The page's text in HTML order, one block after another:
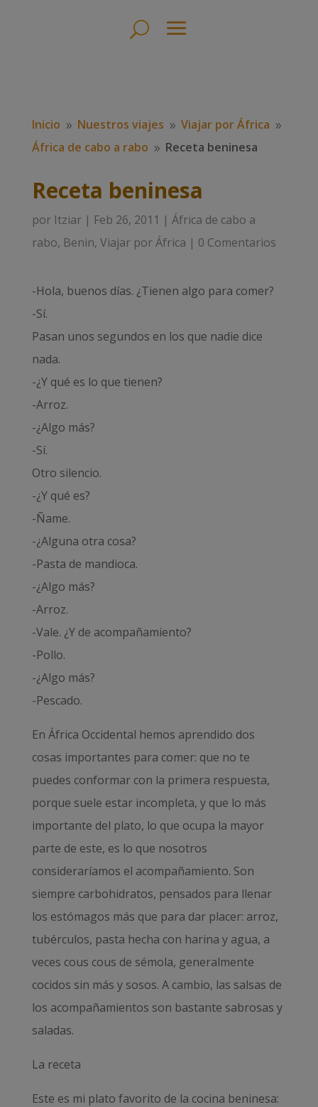
Inicio 9 Nuestros viajes 9 Viajar por África 9
África de cabo a rabo 9 Receta beninesa
Receta beninesa
por Itziar| Feb 26, 2011 | África de cabo a
rabo, Benin, Viajar por África | 0 Comentarios
-Hola, buenos días. ¿Tienen algo para comer?
-Sí.
Pasan unos segundos en los que nadie dice
nada.
-¿Y qué es lo que tienen?
-Arroz.
-¿Algo más?
-Sí.
Otro silencio.
-¿Y qué es?
-Ñame.
-¿Alguna otra cosa?
-Pasta de mandioca.
-¿Algo más?
-Arroz.
-Vale. ¿Y de acompañamiento?
-Pollo.
-¿Algo más?
-Pescado.
En África Occidental hemos aprendido dos
cosas importantes para comer: que no te
puedes conformar con la primera respuesta,
porque suele estar incompleta, y que lo más
importante del plato, lo que ocupa la mayor
parte de este, es lo que nosotros
consideraríamos el acompañamiento. Son
siempre carbohidratos, pensados para llenar
los estómagos más que para dar placer: arroz,
tubérculos, pasta hecha con harina y agua, a
veces cous cous de sémola, generalmente
cocidos sin más y sosos. A cambio, las salsas de
los acompañamientos son bastante sabrosas y
saladas.
La receta
Este es mi plato favorito de la cocina beninesa: